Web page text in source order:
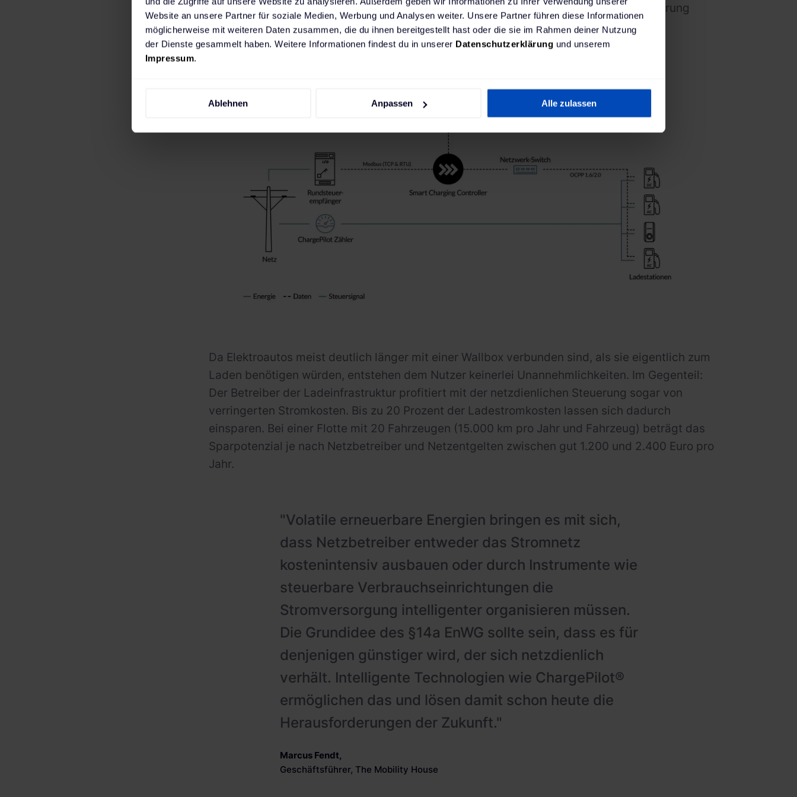
Website an unsere Partner für soziale Medien, Werbung und Analysen weiter. Unsere Partner führen diese Informationen
möglicherweise mit weiteren Daten zusammen, die du ihnen bereitgestellt hast oder die sie im Rahmen deiner Nutzung
der Dienste gesammelt haben. Weitere Informationen findest du in unserer Datenschutzerklärung und unserem
Impressum.
Ablehnen Anpassen Alle zulassen
Netzanschlussnehmer, sondern auch Installateure immer öfter mit dieser Herausforderung
konfrontiert sehen.
Da Elektroautos meist deutlich länger mit einer Wallbox verbunden sind, als sie eigentlich zum
Laden benötigen würden, entstehen dem Nutzer keinerlei Unannehmlichkeiten. Im Gegenteil:
Der Betreiber der Ladeinfrastruktur profitiert mit der netzdienlichen Steuerung sogar von
verringerten Stromkosten. Bis zu 20 Prozent der Ladestromkosten lassen sich dadurch
einsparen. Bei einer Flotte mit 20 Fahrzeugen (15.000 km pro Jahr und Fahrzeug) beträgt das
Sparpotenzial je nach Netzbetreiber und Netzentgelten zwischen gut 1.200 und 2.400 Euro pro
Jahr.
"Volatile erneuerbare Energien bringen es mit sich,
dass Netzbetreiber entweder das Stromnetz
kostenintensiv ausbauen oder durch Instrumente wie
steuerbare Verbrauchseinrichtungen die
Stromversorgung intelligenter organisieren müssen.
Die Grundidee des §14a EnWG sollte sein, dass es für
denjenigen günstiger wird, der sich netzdienlich
verhält. Intelligente Technologien wie ChargePilot®
ermöglichen das und lösen damit schon heute die
Herausforderungen der Zukunft."
Marcus Fendt,
Geschäftsführer, The Mobility House